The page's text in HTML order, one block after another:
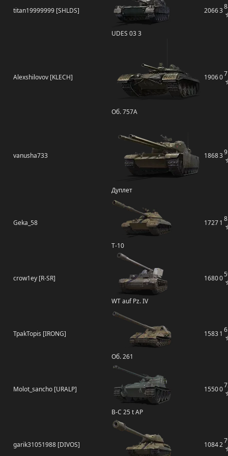
titan19999999 [SHLDS]
UDES 03 3
20663
Alexshilovov [KLECH]
Об. 757А
19060
vanusha733
Дуплет
18683
Geka_58
Т-10
17271
crow1ey [R-SR]
WT auf Pz. IV
16800
TpakTopis [IRONG]
Об. 261
15831
Molot_sancho [URALP]
B-C 25 t AP
15500
garik31051988 [DIVOS] 10842